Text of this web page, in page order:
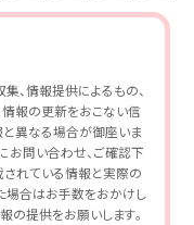
、情報提供によるもの、
報の更新をおこない信
異なる場合が御座いま
お問い合わせ、ご確認下
されている情報と実際の
場合はお手数をおかけし
の提供をお願いします。